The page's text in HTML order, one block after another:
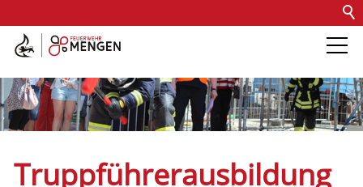
Kontakt Impressum
Barrierefreiheit
Die Feuerwehr
Truppführerausbildung